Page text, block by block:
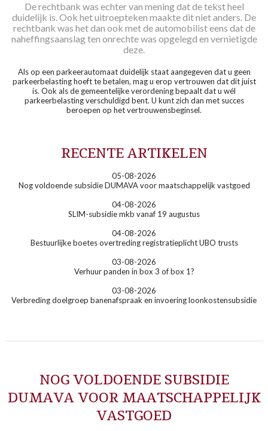
RECENTE ARTIKELEN
05-08-2026
Nog voldoende subsidie DUMAVA voor maatschappelijk vastgoed
04-08-2026
SLIM-subsidie mkb vanaf 19 augustus
04-08-2026
Bestuurlijke boetes overtreding registratieplicht UBO trusts
03-08-2026
Verhuur panden in box 3 of box 1?
03-08-2026
Verbreding doelgroep banenafspraak en invoering loonkostensubsidie
De rechtbank was echter van mening dat de tekst heel
duidelijk is. Ook het uitroepteken maakte dit niet anders. De
rechtbank was het dan ook met de automobilist eens dat de
naheffingsaanslag ten onrechte was opgelegd en vernietigde
deze.
Als op een parkeerautomaat duidelijk staat aangegeven dat u geen
parkeerbelasting hoeft te betalen, mag u erop vertrouwen dat dit juist
is. Ook als de gemeentelijke verordening bepaalt dat u wél
parkeerbelasting verschuldigd bent. U kunt zich dan met succes
beroepen op het vertrouwensbeginsel.
NOG VOLDOENDE SUBSIDIE
DUMAVA VOOR MAATSCHAPPELIJK
VASTGOED